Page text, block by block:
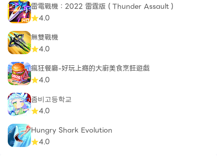
雷電戰機：2022 雷霆版（Thunder Assault）
4.0
無雙戰機
4.0
瘋狂餐廳-好玩上癮的大廚美食烹飪遊戲
4.0
좀비고등학교
4.0
Hungry Shark Evolution
4.0